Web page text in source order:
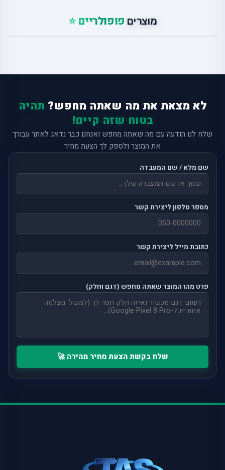
מוצרים פופולריים ⭐
לא מצאת את מה שאתה מחפש? תהיה
בטוח שזה קיים!
שלח לנו הודעה עם מה שאתה מחפש ואנחנו כבר נדאג לאתר עבורך
את המוצר ולספק לך הצעת מחיר
שם מלא / שם המעבדה
מספר טלפון ליצירת קשר
כתובת מייל ליצירת קשר
פרט מהו המוצר שאתה מחפש (דגם וחלק)
שלח בקשת הצעת מחיר מהירה 🚀